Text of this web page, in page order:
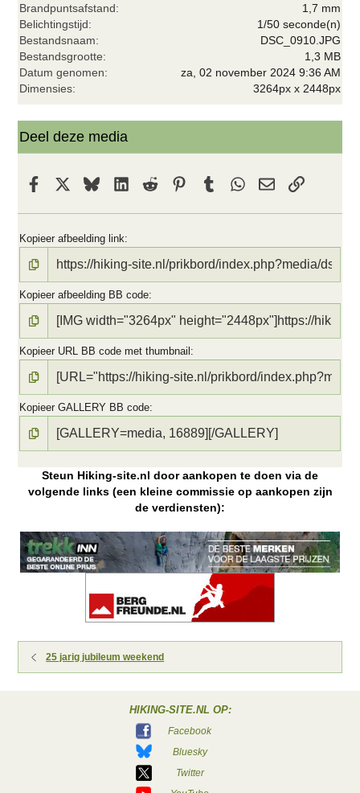
Brandpuntsafstand
1,7 mm
Belichtingstijd
1/50 seconde(n)
Bestandsnaam
DSC_0910.JPG
Bestandsgrootte
1,3 MB
Datum genomen
za, 02 november 2024 9:36 AM
Dimensies
3264px x 2448px
Deel deze media
Facebook BlueskyLinkedInReddit PinterestTumblr WhatsApp
E-mailkoppeling
Kopieer afbeelding link
Kopieer afbeelding BB code
Kopieer URL BB code met thumbnail
Kopieer GALLERY BB code
Steun Hiking-site.nl door aankopen te doen via de
volgende links (een kleine commissie op aankopen zijn
de verdiensten):
25 jarig jubileum weekend
HIKING-SITE.NL OP:
Facebook
Bluesky
Twitter